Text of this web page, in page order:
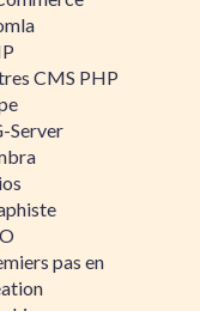
CMS PHP
Server
pas en